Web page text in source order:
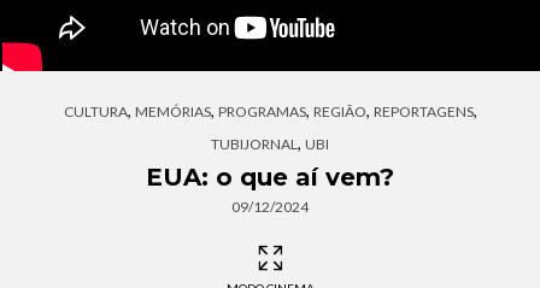
CULTURA, MEMÓRIAS, PROGRAMAS, REGIÃO, REPORTAGENS,
TUBIJORNAL, UBI
EUA: o que aí vem?
09/12/2024